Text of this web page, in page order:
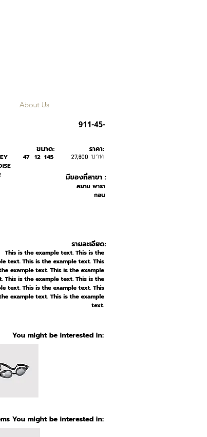
THOM BROWNE
911-45-
สยาม พารา
กอน
มีของที่สาขา :
ขนาด:
47 12 145 บาท
27,600
ราคา:
รายละเอียด:
This is the example text. This is the
text. This is the example text. This
example text. This is the example
This is the example text. This is the
text. This is the example text. This
example text. This is the example
text.
You might be interested in:
You might be interested in:
About Us